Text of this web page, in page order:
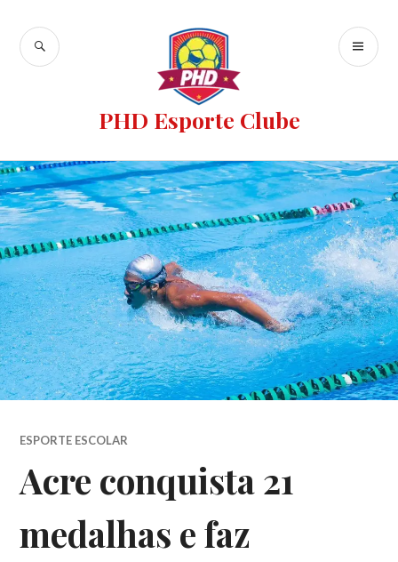
PHD Esporte Clube
ESPORTE ESCOLAR
Acre conquista 21
medalhas e faz